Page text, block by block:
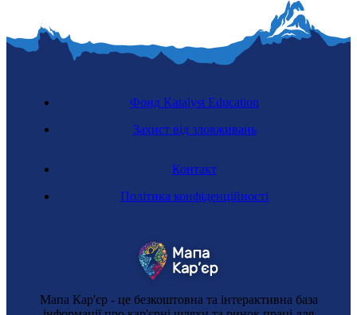
Мапа Кар'єр - це безкоштовна та інтерактивна база
Контакт
Політика конфіденційності
Фонд Katalyst Education
Захист від зловживань